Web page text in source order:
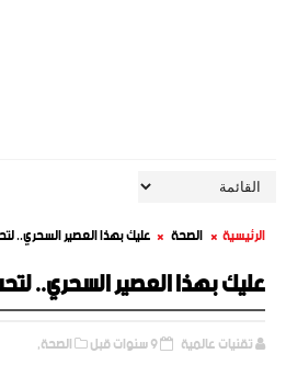
الرئيسية الصحة عليك بهذا العصير السحري..
عليك بهذا العصير السحري..
تقنيات عالمية 9 سنوات قبل الصحة,